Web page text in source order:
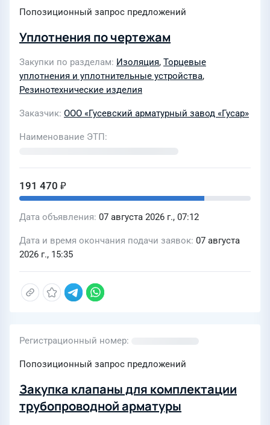
Попозиционный запрос предложений
Уплотнения по чертежам
Закупки по разделам Изоляция, Торцевые
уплотнения и уплотнительные устройства,
Резинотехнические изделия
Заказчик ООО «Гусевский арматурный завод «Гусар»
Наименование ЭТП
191 470 ₽
Дата объявления 07 августа 2026 г., 07:12
Дата и время окончания подачи заявок 07 августа
2026 г., 15:35
Регистрационный номер
Попозиционный запрос предложений
Закупка клапаны для комплектации
трубопроводной арматуры